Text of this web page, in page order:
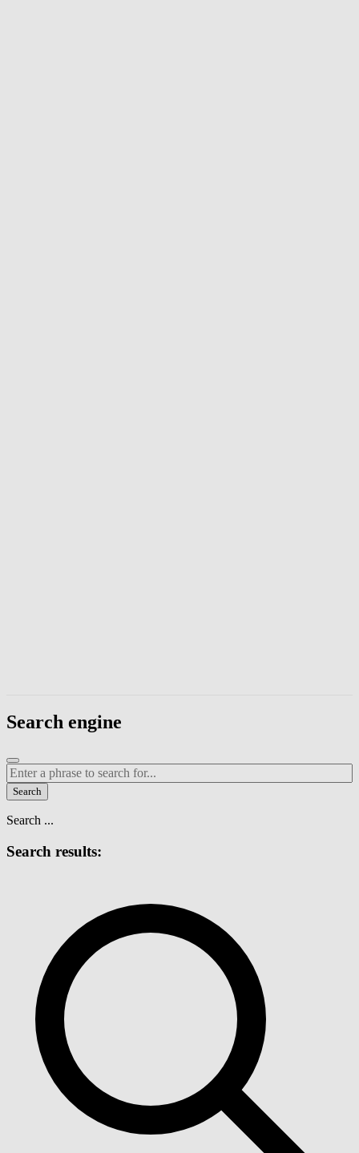
Enter a phrase to search page content. Press Escape to close the
Search engine
Enter a search term
Search
Search ...
Search results: